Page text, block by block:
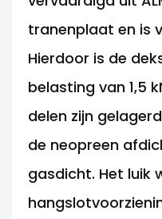
tranenplaat en is
Hierdoor is de
belasting van 1,5
delen zijn
de neopreen
gasdicht. Het luik